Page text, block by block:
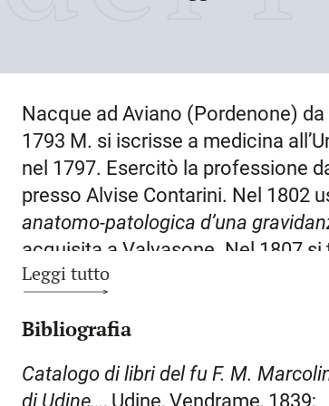
Nacque ad Aviano (Pordenone) da
1793 M. si iscrisse a medicina
nel 1797. Esercitò la professione
presso Alvise Contarini. Nel 1802
anatomo-patologica d’una
acquisita a Valvasone. Nel 1807 si
dal comune in una delle tre
compilare l’elenco dei pellagrosi,
gestisse contemporaneamente
Leggi tutto
Bibliografia
Catalogo di libri del fu F. M.
di Udine…, Udine, Vendrame, 1839;